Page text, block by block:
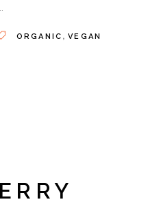
ORGANIC ,VEGAN